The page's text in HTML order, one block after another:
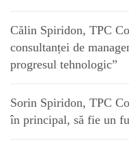
Călin Spiridon, TPC
consultanței de
progresul tehnologic”
Sorin Spiridon, TPC
în principal, să fie un